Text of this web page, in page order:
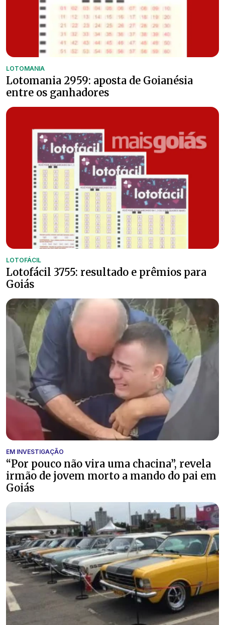
LOTOMANIA
Lotomania 2959: aposta de Goianésia
entre os ganhadores
LOTOFÁCIL
Lotofácil 3755: resultado e prêmios para
Goiás
EM INVESTIGAÇÃO
“Por pouco não vira uma chacina”, revela
irmão de jovem morto a mando do pai em
Goiás